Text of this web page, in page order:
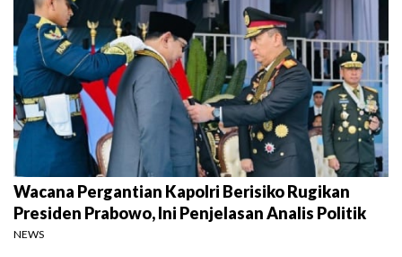
Wacana Pergantian Kapolri Berisiko Rugikan
Presiden Prabowo, Ini Penjelasan Analis Politik
NEWS